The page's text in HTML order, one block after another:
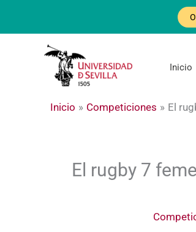
Inicio
Inicio Competiciones El
El rugby 7